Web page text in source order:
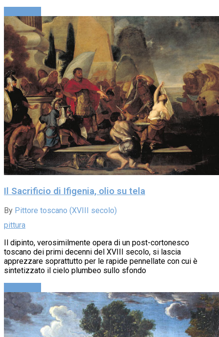
Il Sacrificio di Ifigenia, olio su tela
By Pittore toscano (XVIII secolo)
pittura
Il dipinto, verosimilmente opera di un post-cortonesco
toscano dei primi decenni del XVIII secolo, si lascia
apprezzare soprattutto per le rapide pennellate con cui è
sintetizzato il cielo plumbeo sullo sfondo